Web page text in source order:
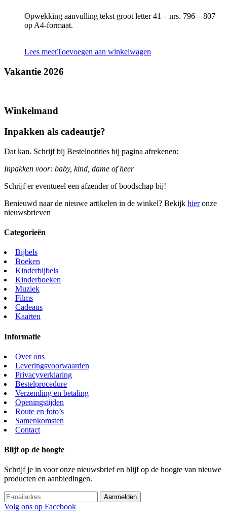
Opwekking aanvulling tekst groot letter 41 – nrs. 796 – 807
op A4-formaat.
Lees meerToevoegen aan winkelwagen
Vakantie 2026
Winkelmand
Inpakken als cadeautje?
Dat kan. Schrijf bij Bestelnotities bij pagina afrekenen:
Inpakken voor: baby, kind, dame of heer
Schrijf er eventueel een afzender of boodschap bij!
Benieuwd naar de nieuwe artikelen in de winkel? Bekijk hieronze
nieuwsbrieven
Categorieën
Bijbels
Boeken
Kinderbijbels
Kinderboeken
Muziek
Films
Cadeaus
Kaarten
Informatie
Over ons
Leveringsvoorwaarden
Privacyverklaring
Bestelprocedure
Verzending en betaling
Openingstijden
Route en foto’s
Samenkomsten
Contact
Blijf op de hoogte
Schrijf je in voor onze nieuwsbrief en blijf op de hoogte van nieuwe
producten en aanbiedingen.
Volg ons op Facebook